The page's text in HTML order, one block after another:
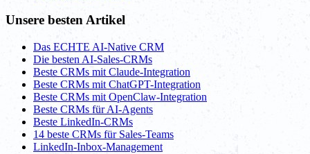
Unsere besten Artikel
Das ECHTE AI-Native CRM
Die besten AI-Sales-CRMs
Beste CRMs mit Claude-Integration
Beste CRMs mit ChatGPT-Integration
Beste CRMs mit OpenClaw-Integration
Beste CRMs für AI-Agents
Beste LinkedIn-CRMs
14 beste CRMs für Sales-Teams
LinkedIn-Inbox-Management